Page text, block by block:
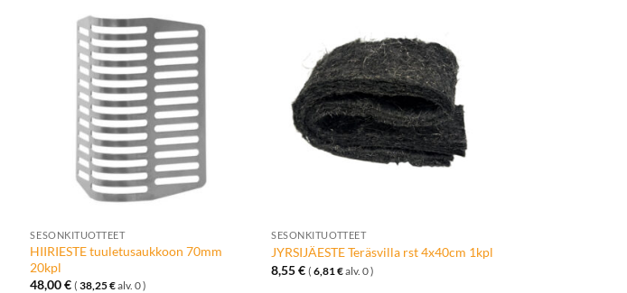
toivelistalle
SESONKITUOTTEET
HIIRIESTE tuuletusaukkoon 70mm
20kpl
48,00€ (38,25€alv. 0 )
Lisää
toivelistalle
SESONKITUOTTEET
JYRSIJÄESTE Teräsvilla rst 4x40cm 1kpl
8,55€ (6,81€ alv. 0 )